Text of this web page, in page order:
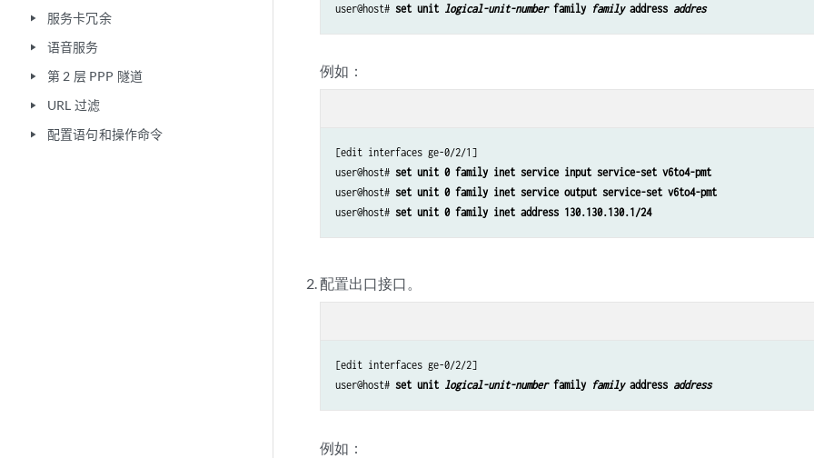
play_arrow 服务卡冗余
play_arrow 语音服务
play_arrow 第 2 层 PPP 隧道
play_arrow URL 过滤
play_arrow 配置语句和操作命令
user@host# set unit logical-unit-number family family address addres
例如：
[edit interfaces ge-0/2/1]
user@host# set unit 0 family inet service input service-set v6to4-pmt
user@host# set unit 0 family inet service output service-set v6to4-pmt
user@host# set unit 0 family inet address 130.130.130.1/24
配置出口接口。
[edit interfaces ge-0/2/2]
user@host# set unit logical-unit-number family family address address
例如：